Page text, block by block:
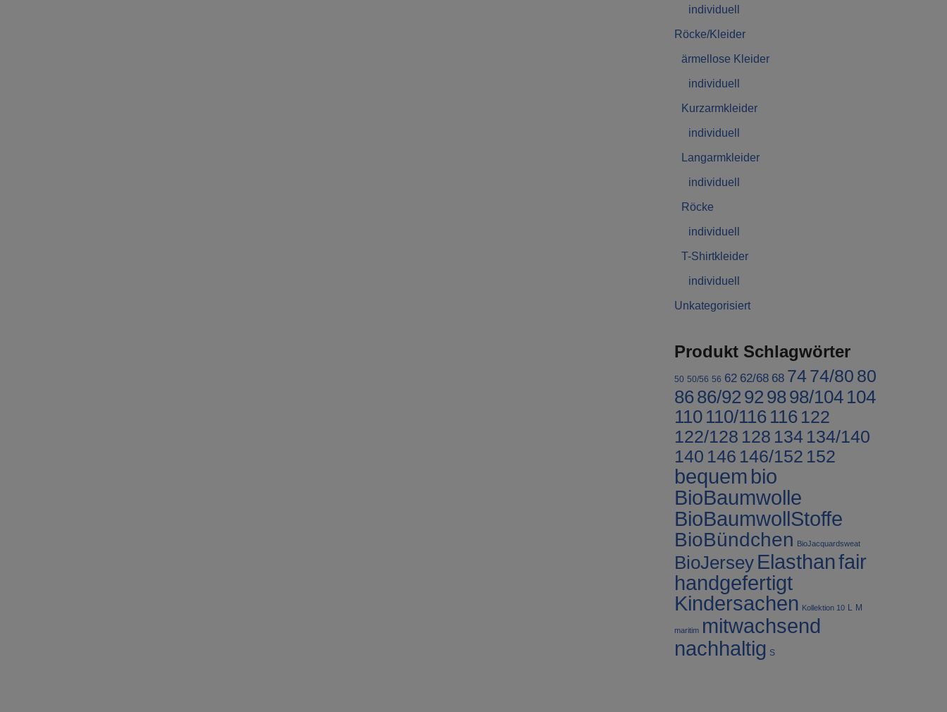
individuell
Röcke/Kleider
ärmellose Kleider
individuell
Kurzarmkleider
individuell
Langarmkleider
individuell
Röcke
individuell
T-Shirtkleider
individuell
Unkategorisiert
Produkt Schlagwörter
50 50/56 56 62 62/68 68 74 74/80 80
8686/92 92 9898/104 104
110 110/116 116 122
122/128 128 134 134/140
140 146 146/152 152
bequem bio
BioBaumwolle
BioBaumwollStoffe
BioBündchen BioJacquardsweat
BioJersey Elasthanfair
handgefertigt
Kindersachen Kollektion 10 L M
maritim mitwachsend
nachhaltig S